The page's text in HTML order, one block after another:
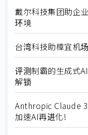
戴尔科技集团助企
环境
台湾科技助樟宜机
评测制霸的生成式
解锁
Anthropic Claude
加速AI再进化!